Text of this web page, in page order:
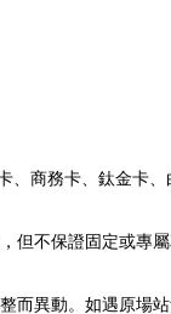
商務卡、鈦金卡、
不保證固定或專
異動。如遇原場